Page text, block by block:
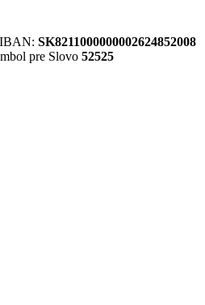
SK8211000000002624852008
pre Slovo 52525